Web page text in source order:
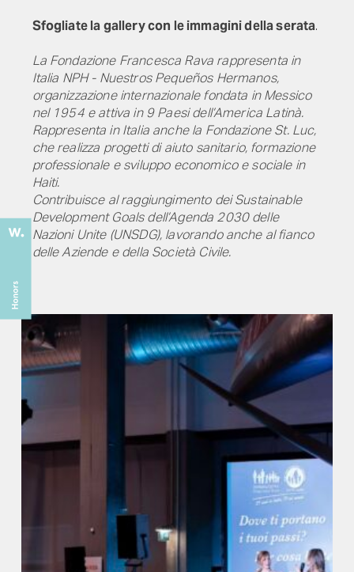
Sfogliate la gallery con le immagini della serata.
La Fondazione Francesca Rava rappresenta in
Italia NPH - Nuestros Pequeños Hermanos,
organizzazione internazionale fondata in Messico
nel 1954 e attiva in 9 Paesi dell’America Latinà.
Rappresenta in Italia anche la Fondazione St. Luc,
che realizza progetti di aiuto sanitario, formazione
professionale e sviluppo economico e sociale in
Haiti.
Contribuisce al raggiungimento dei Sustainable
Development Goals dell’Agenda 2030 delle
Nazioni Unite (UNSDG), lavorando anche al fianco
delle Aziende e della Società Civile.